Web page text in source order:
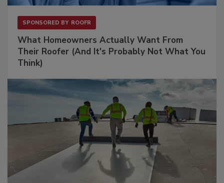
SPONSORED BY ROOFR
What Homeowners Actually Want From
Their Roofer (And It's Probably Not What You
Think)